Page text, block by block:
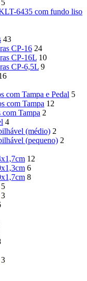
5
6435 com fundo liso
43
CP-16 24
CP-16L 10
CP-6,5L 9
com Tampa e Pedal 5
com Tampa 12
Tampa 2
4
(médio) 2
(pequeno) 2
12
6
8
5
3
3